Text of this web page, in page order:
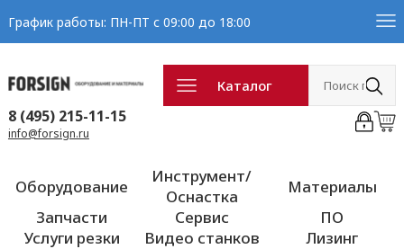
График работы: ПН-ПТ с 09:00 до 18:00
Каталог
8 (495) 215-11-15
info@forsign.ru
Оборудование
Инструмент/
Оснастка
Материалы
Запчасти
Сервис
ПО
Услуги резки
Видео станков Лизинг